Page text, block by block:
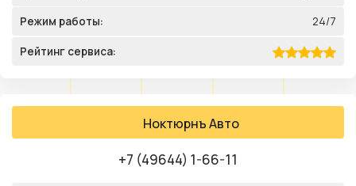
Режим работы: 24/7
Рейтинг сервиса:
Ноктюрнъ Авто
+7 (49644) 1-66-11